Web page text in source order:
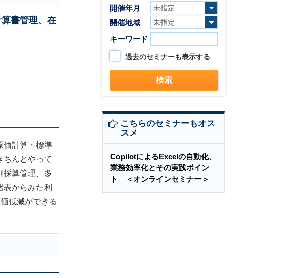
書管理、在
価計算・標準
ちんとやって
採算管理、多
からみた利
低減ができる
開催年月
開催地域
キーワード
過去のセミナーも表示する
こちらのセミナーもオス
スメ
CopilotによるExcelの自動化、
業務効率化とその実践ポイン
ト ＜オンラインセミナー＞